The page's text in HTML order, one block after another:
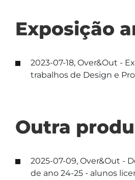
Exposição
2023-07-18, Over&Out -
trabalhos de Design e
Outra
2025-07-09, Over&Out -
de ano 24-25 - alunos